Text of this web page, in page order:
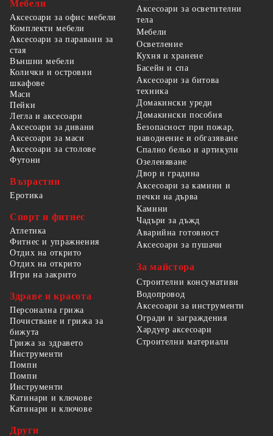
Мебели
Аксесоари за офис мебели
Комплекти мебели
Аксесоари за паравани за
стая
Външни мебели
Колички и островни
шкафове
Маси
Пейки
Легла и аксесоари
Аксесоари за дивани
Аксесоари за маси
Аксесоари за столове
Футони
Възрастни
Еротика
Спорт и фитнес
Атлетика
Фитнес и упражнения
Отдих на открито
Отдих на открито
Игри на закрито
Здраве и красота
Персонална грижа
Почистване и грижа за
бижута
Грижа за здравето
Аксесоари за осветителни
тела
Мебели
Осветление
Кухня и хранене
Басейн и спа
Аксесоари за битова
техника
Домакински уреди
Домакински пособия
Безопасност при пожар,
наводнение и обгазяване
Спално бельо и артикули
Озеленяване
Двор и градина
Аксесоари за камини и
печки на дърва
Камини
Чадъри за дъжд
Аварийна готовност
Аксесоари за пушачи
За майстора
Строителни консумативи
Водопровод
Аксесоари за инструменти
Огради и заграждения
Хардуер аксесоари
Строителни материали
Инструменти
Помпи
Помпи
Инструменти
Катинари и ключове
Катинари и ключове
Други